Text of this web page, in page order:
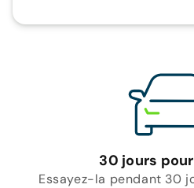
30 jours
Essayez-la pendant 30